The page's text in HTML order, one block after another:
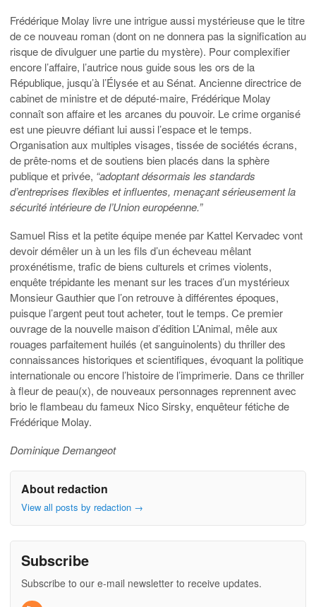
Frédérique Molay livre une intrigue aussi mystérieuse que le titre
de ce nouveau roman (dont on ne donnera pas la signification au
risque de divulguer une partie du mystère). Pour complexifier
encore l’affaire, l’autrice nous guide sous les ors de la
République, jusqu’à l’Élysée et au Sénat. Ancienne directrice de
cabinet de ministre et de député-maire, Frédérique Molay
connaît son affaire et les arcanes du pouvoir. Le crime organisé
est une pieuvre défiant lui aussi l’espace et le temps.
Organisation aux multiples visages, tissée de sociétés écrans,
de prête-noms et de soutiens bien placés dans la sphère
publique et privée, “adoptant désormais les standards
d’entreprises flexibles et influentes, menaçant sérieusement la
sécurité intérieure de l’Union européenne.”
Samuel Riss et la petite équipe menée par Kattel Kervadec vont
devoir démêler un à un les fils d’un écheveau mêlant
proxénétisme, trafic de biens culturels et crimes violents,
enquête trépidante les menant sur les traces d’un mystérieux
Monsieur Gauthier que l’on retrouve à différentes époques,
puisque l’argent peut tout acheter, tout le temps. Ce premier
ouvrage de la nouvelle maison d’édition L’Animal, mêle aux
rouages parfaitement huilés (et sanguinolents) du thriller des
connaissances historiques et scientifiques, évoquant la politique
internationale ou encore l’histoire de l’imprimerie. Dans ce thriller
à fleur de peau(x), de nouveaux personnages reprennent avec
brio le flambeaudu fameux NicoSirsky, enquêteur fétiche de
Frédérique Molay.
Dominique Demangeot
About redaction
View all posts by redaction →
Subscribe
Subscribe to our e-mail newsletter to receive updates.